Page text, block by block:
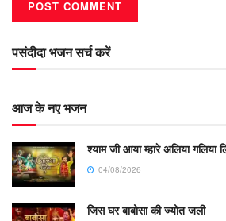
पसंदीदा भजन सर्च करें
आज के नए भजन
श्याम जी आया म्हारे अलिया गलिया
04/08/2026
जिस घर बाबोसा की ज्योत जली